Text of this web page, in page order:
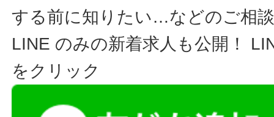
する前に知りたい…などのご相
LINE のみの新着求人も公開！
をクリック